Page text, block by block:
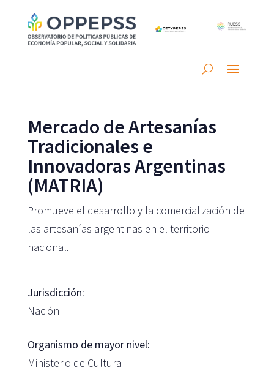
Mercado de Artesanías
Tradicionales e
Innovadoras Argentinas
(MATRIA)
Promueve el desarrollo y la comercialización de
las artesanías argentinas en el territorio
nacional.
Jurisdicción:
Nación
Organismo de mayor nivel:
Ministerio de Cultura